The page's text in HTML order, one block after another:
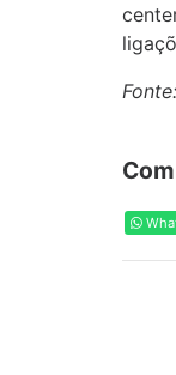
Fonte: